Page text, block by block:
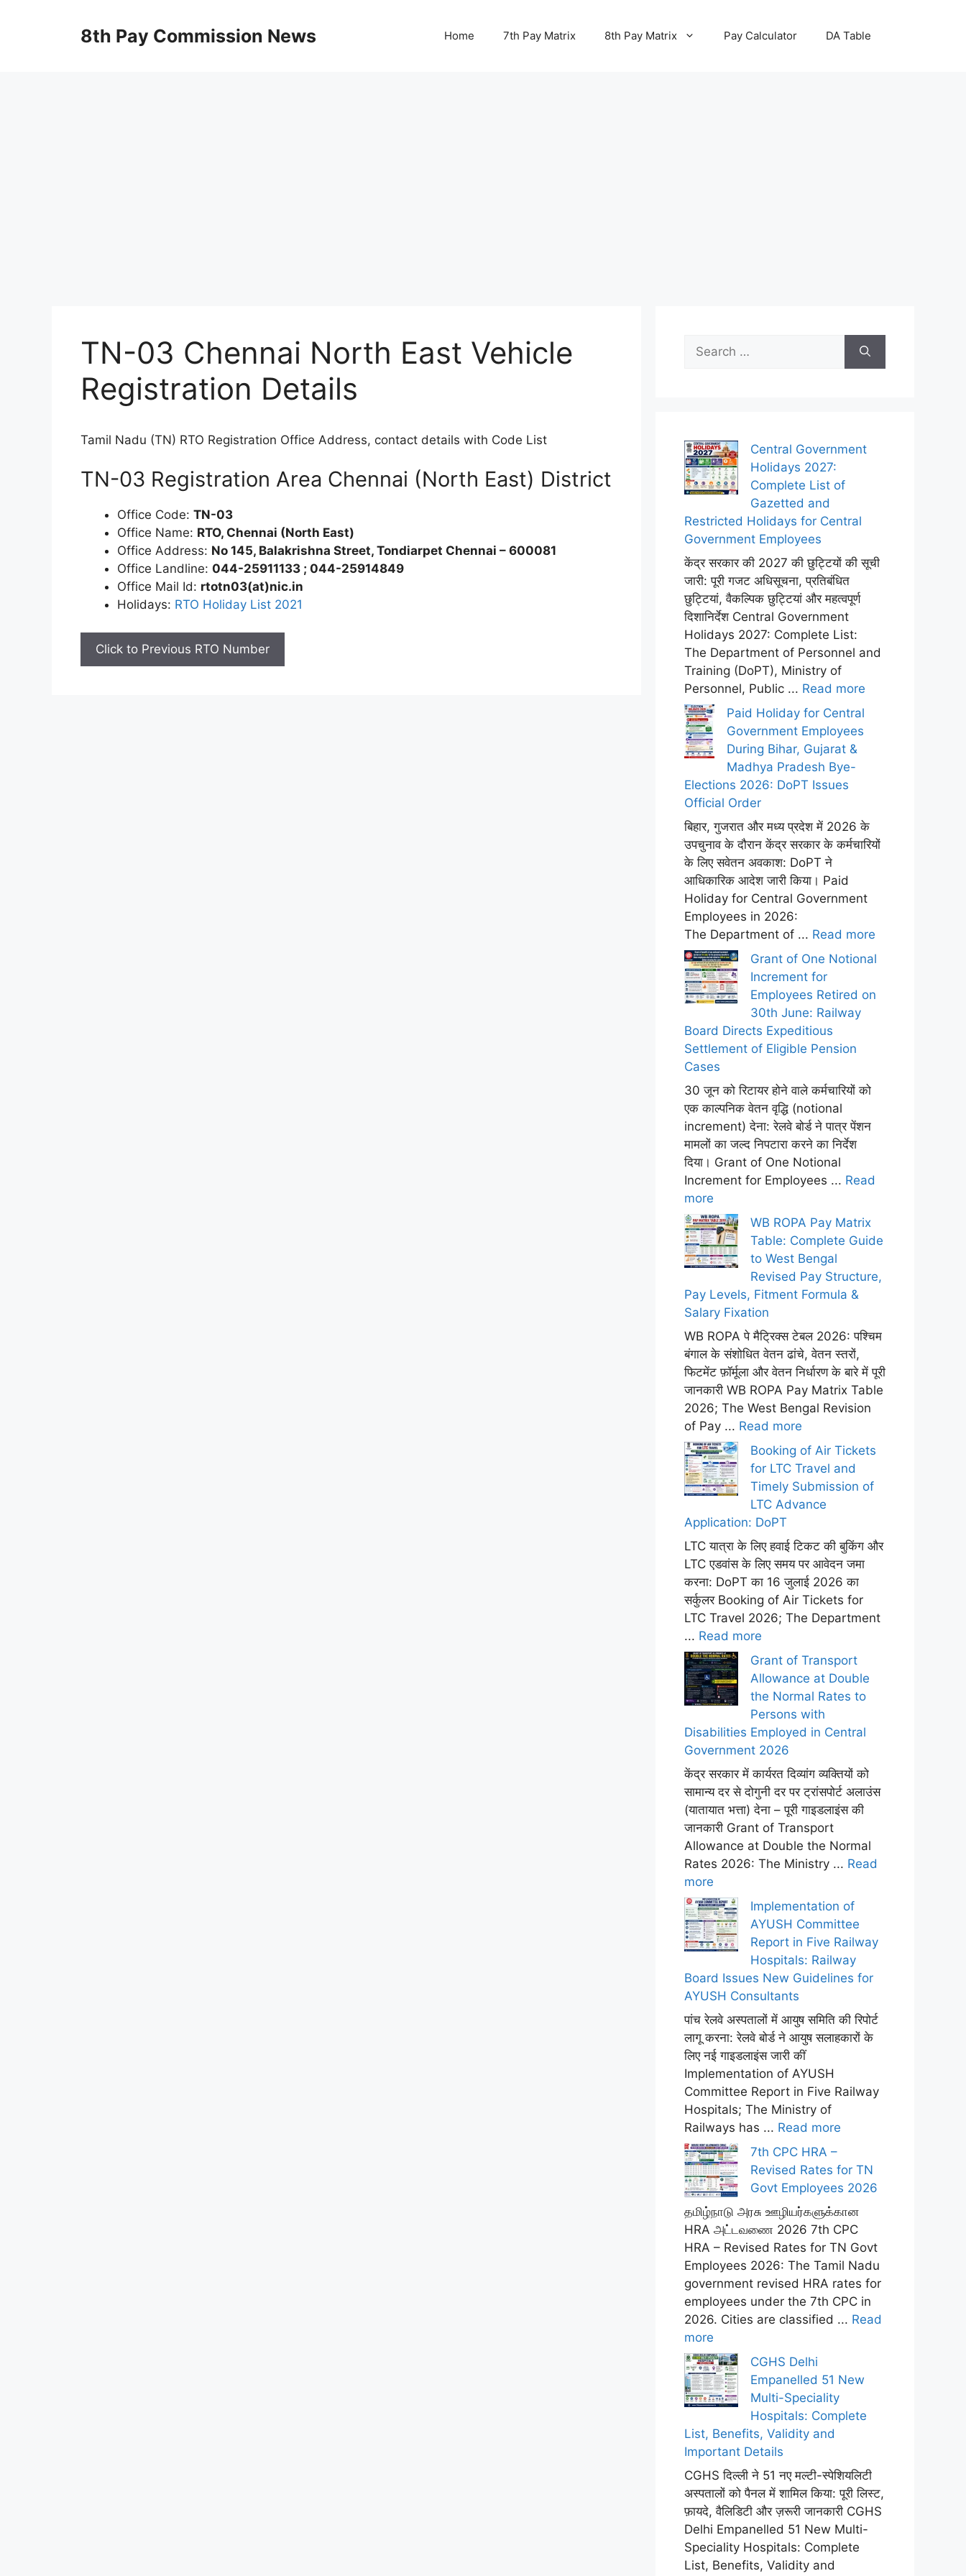
8th Pay Commission News Home 7th Pay Matrix 8th Pay Matrix Pay Calculator DA Table
TN-03 Chennai North East Vehicle
Registration Details
Tamil Nadu (TN) RTO Registration Office Address, contact details with Code List
TN-03 Registration Area Chennai (North East) District
Office Code: TN-03
Office Name: RTO, Chennai (North East)
Office Address: No 145, Balakrishna Street, Tondiarpet Chennai – 600081
Office Landline: 044-25911133 ; 044-25914849
Office Mail Id: rtotn03(at)nic.in
Holidays: RTO Holiday List 2021
Click to Previous RTO Number
for:
Central Government
Holidays 2027:
Complete List of
Gazetted and
Restricted Holidays for Central
Government Employees
केंद्र सरकार की 2027 की छुट्टियों की सूची
जारी: पूरी गजट अधिसूचना, प्रतिबंधित
छुट्टियां, वैकल्पिक छुट्टियां और महत्वपूर्ण
दिशानिर्देश Central Government
Holidays 2027: Complete List:
The Department of Personnel and
Training (DoPT), Ministry of
Personnel, Public ... Read more
Paid Holiday for Central
Government Employees
During Bihar, Gujarat &
Madhya Pradesh Bye-
Elections 2026: DoPT Issues
Official Order
बिहार, गुजरात और मध्य प्रदेश में 2026 के
उपचुनाव के दौरान केंद्र सरकार के कर्मचारियों
के लिए सवेतन अवकाश: DoPT ने
आधिकारिक आदेश जारी किया। Paid
Holiday for Central Government
Employees in 2026:
The Department of ... Read more
Grant of One Notional
Increment for
Employees Retired on
30th June: Railway
Board Directs Expeditious
Settlement of Eligible Pension
Cases
30 जून को रिटायर होने वाले कर्मचारियों को
एक काल्पनिक वेतन वृद्धि (notional
increment) देना: रेलवे बोर्ड ने पात्र पेंशन
मामलों का जल्द निपटारा करने का निर्देश
दिया। Grant of One Notional
Increment for Employees ... Read
more
WB ROPA Pay Matrix
Table: Complete Guide
to West Bengal
Revised Pay Structure,
Pay Levels, Fitment Formula &
Salary Fixation
WB ROPA पे मैट्रिक्स टेबल 2026: पश्चिम
बंगाल के संशोधित वेतन ढांचे, वेतन स्तरों,
फिटमेंट फ़ॉर्मूला और वेतन निर्धारण के बारे में पूरी
जानकारी WB ROPA Pay Matrix Table
2026; The West Bengal Revision
of Pay ... Read more
Booking of Air Tickets
for LTC Travel and
Timely Submission of
LTC Advance
Application: DoPT
LTC यात्रा के लिए हवाई टिकट की बुकिंग और
LTC एडवांस के लिए समय पर आवेदन जमा
करना: DoPT का 16 जुलाई 2026 का
सर्कुलर Booking of Air Tickets for
LTC Travel 2026; The Department
... Read more
Grant of Transport
Allowance at Double
the Normal Rates to
Persons with
Disabilities Employed in Central
Government 2026
केंद्र सरकार में कार्यरत दिव्यांग व्यक्तियों को
सामान्य दर से दोगुनी दर पर ट्रांसपोर्ट अलाउंस
(यातायात भत्ता) देना – पूरी गाइडलाइंस की
जानकारी Grant of Transport
Allowance at Double the Normal
Rates 2026: The Ministry ... Read
more
Implementation of
AYUSH Committee
Report in Five Railway
Hospitals: Railway
Board Issues New Guidelines for
AYUSH Consultants
पांच रेलवे अस्पतालों में आयुष समिति की रिपोर्ट
लागू करना: रेलवे बोर्ड ने आयुष सलाहकारों के
लिए नई गाइडलाइंस जारी कीं
Implementation of AYUSH
Committee Report in Five Railway
Hospitals; The Ministry of
Railways has ... Read more
7th CPC HRA –
Revised Rates for TN
Govt Employees 2026
தமிழ்நாடு அரசு ஊழியர்களுக்கான
HRA அட்டவணை 2026 7th CPC
HRA – Revised Rates for TN Govt
Employees 2026: The Tamil Nadu
government revised HRA rates for
employees under the 7th CPC in
2026. Cities are classified ... Read
more
CGHS Delhi
Empanelled 51 New
Multi-Speciality
Hospitals: Complete
List, Benefits, Validity and
Important Details
CGHS दिल्ली ने 51 नए मल्टी-स्पेशियलिटी
अस्पतालों को पैनल में शामिल किया: पूरी लिस्ट,
फ़ायदे, वैलिडिटी और ज़रूरी जानकारी CGHS
Delhi Empanelled 51 New Multi-
Speciality Hospitals: Complete
List, Benefits, Validity and